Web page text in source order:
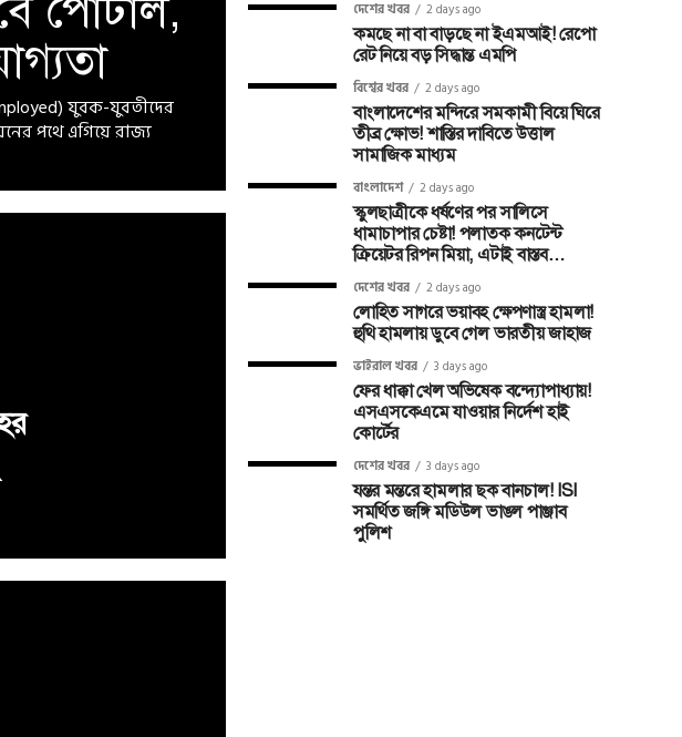
যুবক-যুবতীদের
পথে এগিয়ে রাজ্য
দেশের খবর 2 days ago
কমছে না বা বাড়ছে না ইএমআই! রেপো
রেট নিয়ে বড় সিদ্ধান্ত এমপি
বিশ্বের খবর 2 days ago
বাংলাদেশের মন্দিরে সমকামী বিয়ে ঘিরে
তীব্র ক্ষোভ! শাস্তির দাবিতে উত্তাল
সামাজিক মাধ্যম
বাংলাদেশ 2 days ago
স্কুলছাত্রীকে ধর্ষণের পর সালিসে
ধামাচাপার চেষ্টা! পলাতক কনটেন্ট
ক্রিয়েটর রিপন মিয়া, এটাই বাস্তব…
দেশের খবর 2 days ago
লোহিত সাগরে ভয়াবহ ক্ষেপণাস্ত্র হামলা!
হুথি হামলায় ডুবে গেল ভারতীয় জাহাজ
ভাইরাল খবর 3 days ago
ফের ধাক্কা খেল অভিষেক বন্দ্যোপাধ্যায়!
এসএসকেএমে যাওয়ার নির্দেশ হাই
কোর্টের
দেশের খবর 3 days ago
যন্তর মন্তরে হামলার ছক বানচাল! ISI
সমর্থিত জঙ্গি মডিউল ভাঙল পাঞ্জাব
পুলিশ